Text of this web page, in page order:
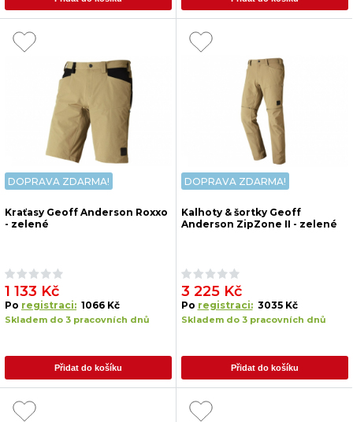
DOPRAVA ZDARMA!
Kraťasy Geoff Anderson Roxxo
- zelené
1 133 Kč
Po registraci: 1066 Kč
Skladem do 3 pracovních dnů
Přidat do košíku
DOPRAVA ZDARMA!
Kalhoty & šortky Geoff
Anderson ZipZone II - zelené
3 225 Kč
Po registraci: 3035 Kč
Skladem do 3 pracovních dnů
Přidat do košíku